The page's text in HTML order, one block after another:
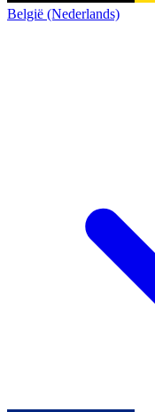
België (Nederlands)